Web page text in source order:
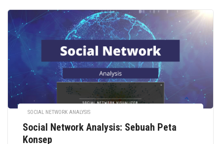
menguasai dinamika dan fungsi network. Berikut […]
SOCIAL NETWORK ANALYSIS
Social Network Analysis: Sebuah Peta
Konsep